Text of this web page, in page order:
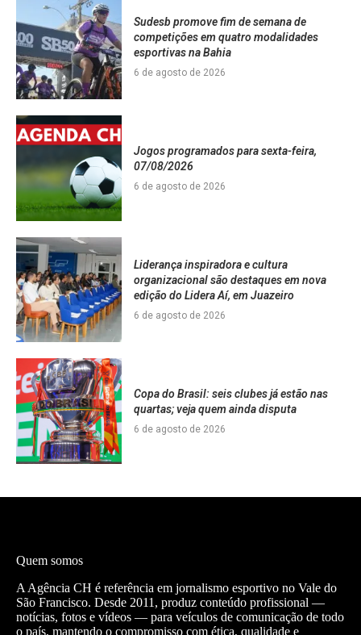
Sudesb promove fim de semana de
competições em quatro modalidades
esportivas na Bahia
6 de agosto de 2026
Jogos programados para sexta-feira,
07/08/2026
6 de agosto de 2026
Liderança inspiradora e cultura
organizacional são destaques em nova
edição do Lidera Aí, em Juazeiro
6 de agosto de 2026
Copa do Brasil: seis clubes já estão nas
quartas; veja quem ainda disputa
6 de agosto de 2026
Quem somos
A Agência CH é referência em jornalismo esportivo no Vale do
São Francisco. Desde 2011, produz conteúdo profissional —
notícias, fotos e vídeos — para veículos de comunicação de todo
o país, mantendo o compromisso com ética, qualidade e